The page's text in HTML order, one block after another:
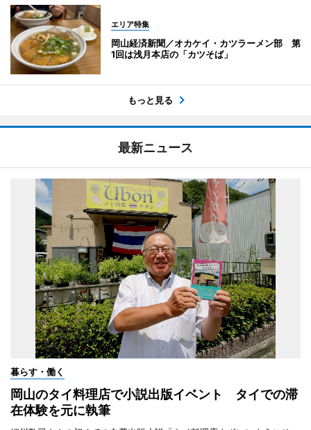
エリア特集
岡山経済新聞／オカケイ・カツラーメン部 第
1回は浅月本店の「カツそば」
もっと見る
最新ニュース
暮らす・働く
岡山のタイ料理店で小説出版イベント タイでの滞
在体験を元に執筆